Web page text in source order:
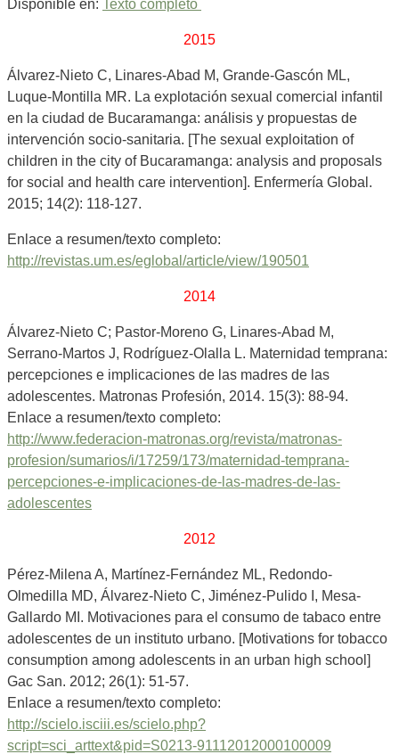
Disponible en: Texto completo
2015
Álvarez-Nieto C, Linares-Abad M, Grande-Gascón ML,
Luque-Montilla MR. La explotación sexual comercial infantil
en la ciudad de Bucaramanga: análisis y propuestas de
intervención socio-sanitaria. [The sexual exploitation of
children in the city of Bucaramanga: analysis and proposals
for social and health care intervention]. Enfermería Global.
2015; 14(2): 118-127.
Enlace a resumen/texto completo:
http://revistas.um.es/eglobal/article/view/190501
2014
Álvarez-Nieto C; Pastor-Moreno G, Linares-Abad M,
Serrano-Martos J, Rodríguez-Olalla L. Maternidad temprana:
percepciones e implicaciones de las madres de las
adolescentes. Matronas Profesión, 2014. 15(3): 88-94.
Enlace a resumen/texto completo:
http://www.federacion-matronas.org/revista/matronas-
profesion/sumarios/i/17259/173/maternidad-temprana-
percepciones-e-implicaciones-de-las-madres-de-las-
adolescentes
2012
Pérez-Milena A, Martínez-Fernández ML, Redondo-
Olmedilla MD, Álvarez-Nieto C, Jiménez-Pulido I, Mesa-
Gallardo MI. Motivaciones para el consumo de tabaco entre
adolescentes de un instituto urbano. [Motivations for tobacco
consumption among adolescents in an urban high school]
Gac San. 2012; 26(1): 51-57.
Enlace a resumen/texto completo:
http://scielo.isciii.es/scielo.php?
script=sci_arttext&pid=S0213-91112012000100009